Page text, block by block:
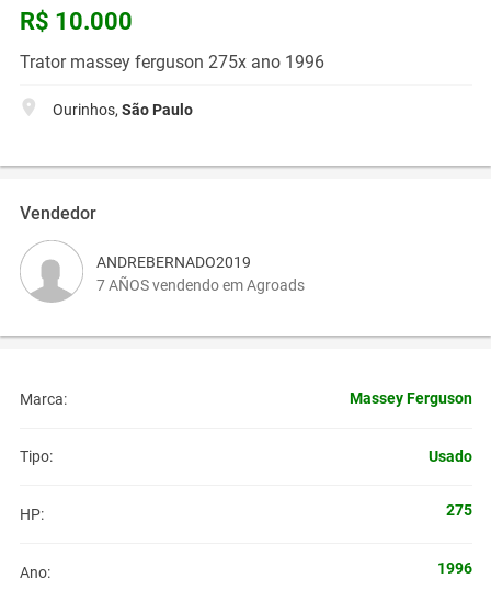
R$ 10.000
Trator massey ferguson 275x ano 1996
Ourinhos, São Paulo
Vendedor
ANDREBERNADO2019
7 AÑOS vendendo em Agroads
Marca: Massey Ferguson
Tipo: Usado
HP: 275
Ano: 1996